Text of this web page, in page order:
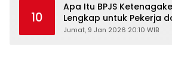
10
Apa Itu BPJS
Lengkap untuk Pekerja
Jumat, 9 Jan 2026 20:10 WIB